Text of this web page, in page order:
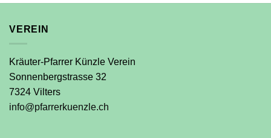
VEREIN
Kräuter-Pfarrer Künzle Verein
Sonnenbergstrasse 32
7324 Vilters
info@pfarrerkuenzle.ch